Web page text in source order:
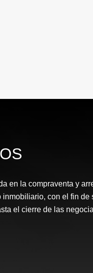
en la compraventa y
con el fin de
el cierre de las